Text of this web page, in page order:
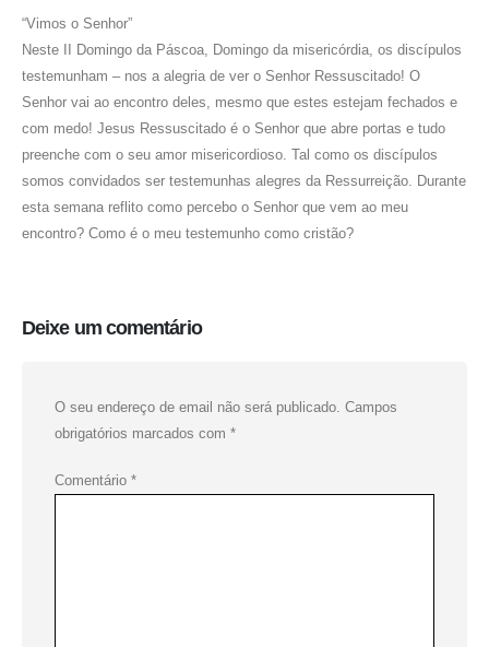
“Vimos o Senhor”
Neste II Domingo da Páscoa, Domingo da misericórdia, os discípulos
testemunham – nos a alegria de ver o Senhor Ressuscitado! O
Senhor vai ao encontro deles, mesmo que estes estejam fechados e
com medo! Jesus Ressuscitado é o Senhor que abre portas e tudo
preenche com o seu amor misericordioso. Tal como os discípulos
somos convidados ser testemunhas alegres da Ressurreição. Durante
esta semana reflito como percebo o Senhor que vem ao meu
encontro? Como é o meu testemunho como cristão?
Deixe um comentário
O seu endereço de email não será publicado. Campos
obrigatórios marcados com *
Comentário *